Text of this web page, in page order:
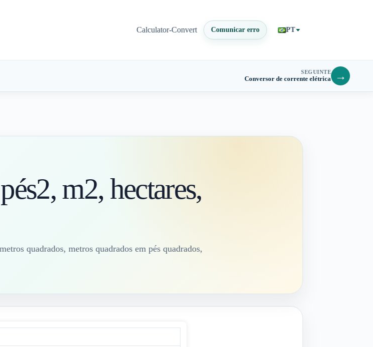
Calculator-Convert Comunicar erro PT
SEGUINTE
Conversor de corrente elétrica →
m2, hectares,
quadrados, metros quadrados em pés quadrados,